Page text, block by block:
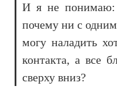
И я не понимаю:
почему ни с
могу наладить
контакта, а все
сверху вниз?